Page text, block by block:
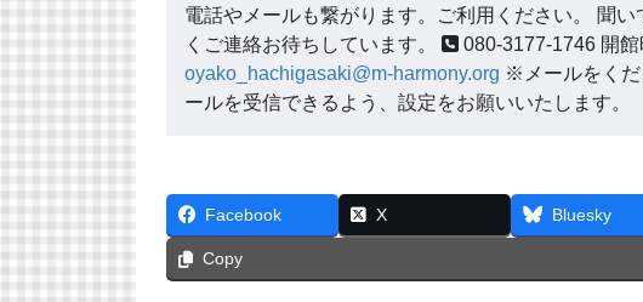
電話やメールも繋がります。ご利用ください。 聞
くご連絡お待ちしています。
080-3177-1746 開
oyako_hachigasaki@m-harmony.org ※メールをくだ
ールを受信できるよう、設定をお願いいたします。
Facebook X Bluesky
Copy